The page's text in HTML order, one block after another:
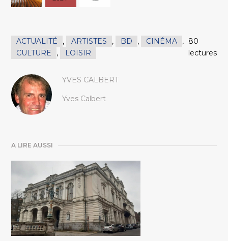
ACTUALITÉ , ARTISTES , BD , CINÉMA
,
CULTURE
, LOISIR
80
lectures
YVES CALBERT
Yves Calbert
A LIRE AUSSI